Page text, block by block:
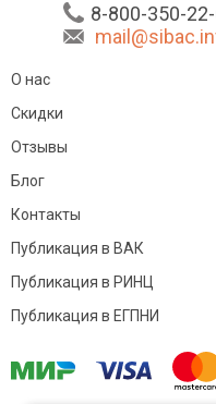
8-800-350-
О нас
Скидки
Отзывы
Блог
Контакты
Публикация в ВАК
Публикация в РИНЦ
Публикация в ЕГПНИ